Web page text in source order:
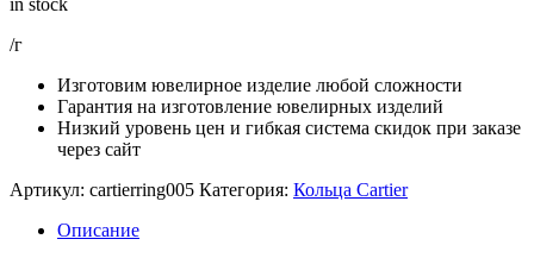
in stock
/г
Изготовим ювелирное изделие любой сложности
Гарантия на изготовление ювелирных изделий
Низкий уровень цен и гибкая система скидок при заказе
через сайт
Артикул: cartierring005 Категория: Кольца Cartier
Описание